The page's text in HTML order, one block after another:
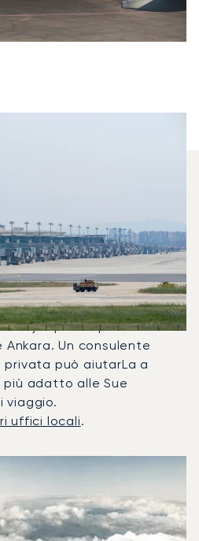
Vengono
Più
Tra Ankara E
il Learjet 60XR e il
i jet privati più utilizzati
Un consulente
può aiutarLa a
adatto alle Sue
viaggio.
uffici locali.
di aeromobile
Posti